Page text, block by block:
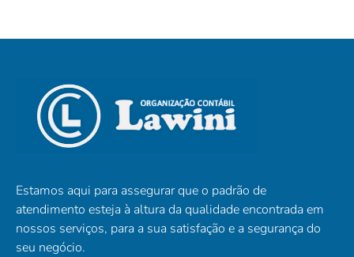
Estamos aqui para assegurar que o padrão de
atendimento esteja à altura da qualidade encontrada em
nossos serviços, para a sua satisfação e a segurança do
seu negócio.